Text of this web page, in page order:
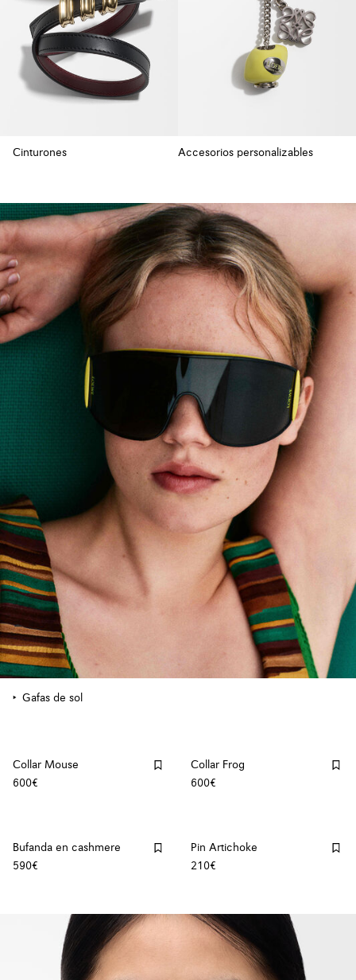
Cinturones Accesorios personalizables
Gafas de sol
Collar Mouse
600€
Collar Frog
600€
Bufanda en cashmere
590€
Pin Artichoke
210€